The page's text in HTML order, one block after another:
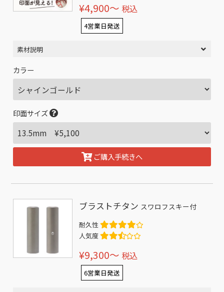
¥4,900〜 税込
4営業日発送
素材説明
カラー
印面サイズ
ご購入手続きへ
ブラストチタン スワロフスキー付
耐久性
人気度
¥9,300〜 税込
6営業日発送